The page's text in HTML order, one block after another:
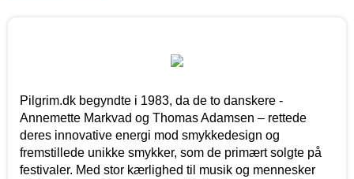
Pilgrim.dk begyndte i 1983, da de to danskere -
Annemette Markvad og Thomas Adamsen – rettede
deres innovative energi mod smykkedesign og
fremstillede unikke smykker, som de primært solgte på
festivaler. Med stor kærlighed til musik og mennesker